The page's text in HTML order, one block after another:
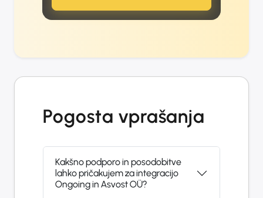
Pogosta vprašanja
Kakšno podporo in posodobitve
lahko pričakujem za integracijo
Ongoing in Asvost OÜ?